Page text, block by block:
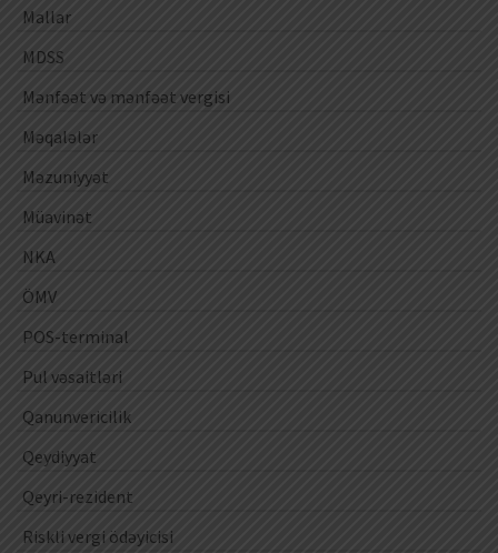
Mallar
MDSS
Mənfəət və mənfəət vergisi
Məqalələr
Məzuniyyət
Müavinət
NKA
ÖMV
POS-terminal
Pul vəsaitləri
Qanunvericilik
Qeydiyyat
Qeyri-rezident
Riskli vergi ödəyicisi